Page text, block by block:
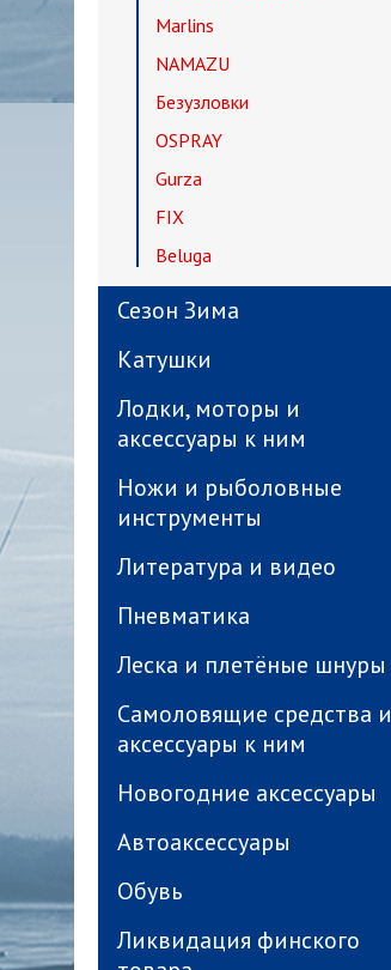
Marlins
NAMAZU
Безузловки
OSPRAY
Gurza
FIX
Beluga
Сезон Зима
Катушки
Лодки, моторы и
аксессуары к ним
Ножи и рыболовные
инструменты
Литература и видео
Пневматика
Леска и плетёные шнуры
Самоловящие средства и
аксессуары к ним
Новогодние аксессуары
Автоаксессуары
Обувь
Ликвидация финского